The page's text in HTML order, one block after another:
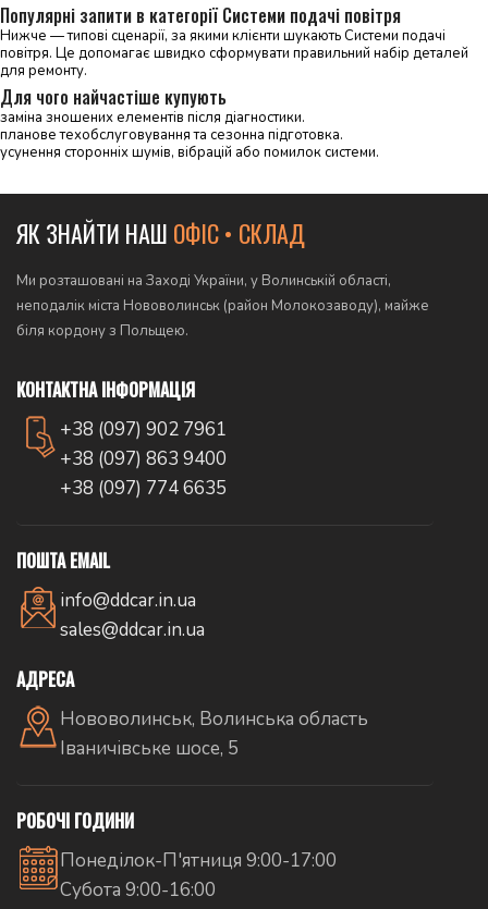
Популярні запити в категорії Системи подачі повітря
Нижче — типові сценарії, за якими клієнти шукають Системи подачі
повітря. Це допомагає швидко сформувати правильний набір деталей
для ремонту.
Для чого найчастіше купують
заміна зношених елементів після діагностики.
планове техобслуговування та сезонна підготовка.
усунення сторонніх шумів, вібрацій або помилок системи.
ЯК ЗНАЙТИ НАШ ОФІС • СКЛАД
Ми розташовані на Заході України, у Волинській області,
неподалік міста Нововолинськ (район Молокозаводу), майже
біля кордону з Польщею.
КОНТАКТНА ІНФОРМАЦІЯ
+38 (097) 902 7961
+38 (097) 863 9400
+38 (097) 774 6635
ПОШТА EMAIL
info@ddcar.in.ua
sales@ddcar.in.ua
АДРЕСА
Нововолинськ, Волинська область
Іваничівське шосе, 5
РОБОЧІ ГОДИНИ
Понеділок-П'ятниця 9:00-17:00
Субота 9:00-16:00